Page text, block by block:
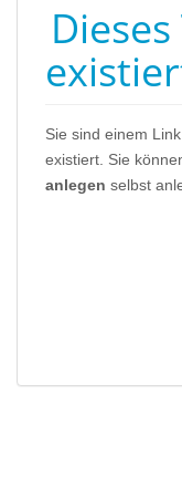
Sie sind einem
existiert. Sie
anlegen selbst